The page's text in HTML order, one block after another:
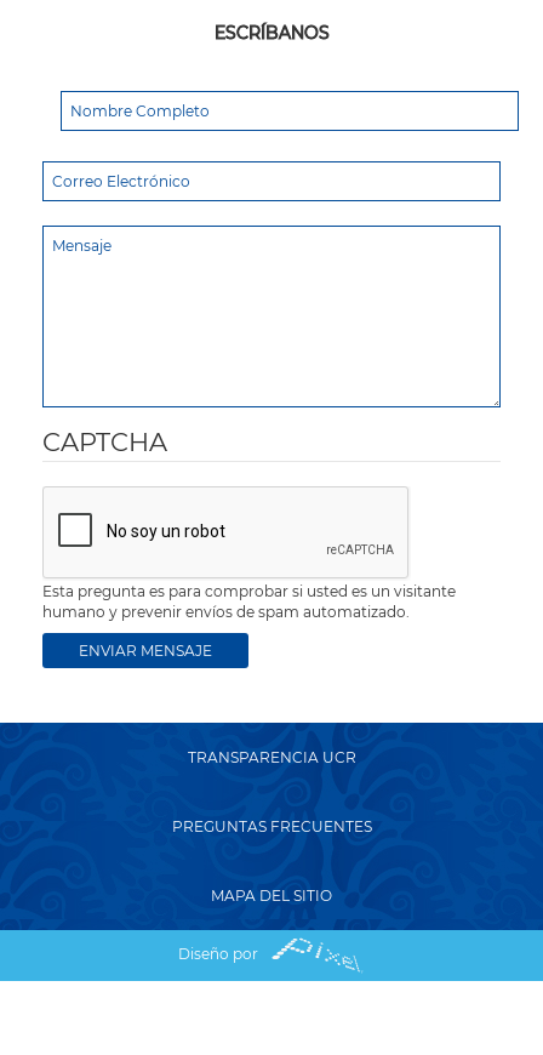
ESCRÍBANOS
CAPTCHA
Esta pregunta es para comprobar si usted es un visitante
humano y prevenir envíos de spam automatizado.
TRANSPARENCIA UCR
PREGUNTAS FRECUENTES
MAPA DEL SITIO
Diseño por